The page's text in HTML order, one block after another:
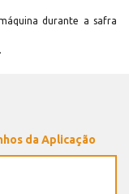
durante a safra
da Aplicação